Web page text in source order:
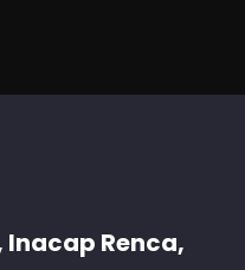
Renca,